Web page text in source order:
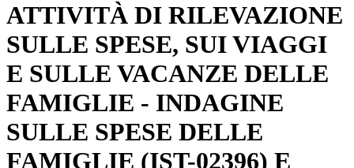
ATTIVITÀ DI RILEVAZIONE
SULLE SPESE, SUI VIAGGI
E SULLE VACANZE DELLE
FAMIGLIE - INDAGINE
SULLE SPESE DELLE
FAMIGLIE (IST-02396) E